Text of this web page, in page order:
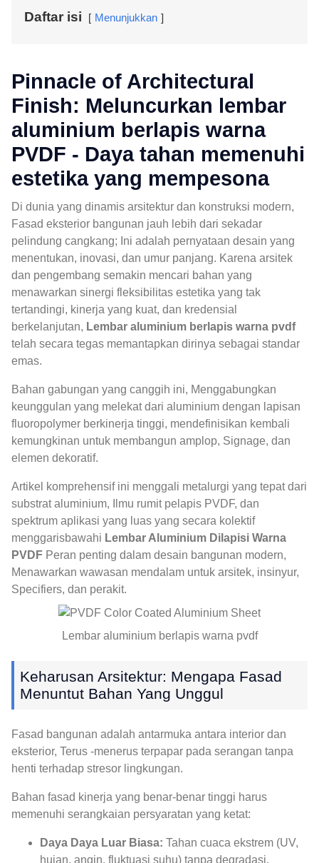
Daftar isi Menunjukkan
Pinnacle of Architectural
Finish: Meluncurkan lembar
aluminium berlapis warna
PVDF - Daya tahan memenuhi
estetika yang mempesona
Di dunia yang dinamis arsitektur dan konstruksi modern,
Fasad eksterior bangunan jauh lebih dari sekadar
pelindung cangkang; Ini adalah pernyataan desain yang
menentukan, inovasi, dan umur panjang. Karena arsitek
dan pengembang semakin mencari bahan yang
menawarkan sinergi fleksibilitas estetika yang tak
tertandingi, kinerja yang kuat, dan kredensial
berkelanjutan, Lembar aluminium berlapis warna pvdf
telah secara tegas memantapkan dirinya sebagai standar
emas.
Bahan gabungan yang canggih ini, Menggabungkan
keunggulan yang melekat dari aluminium dengan lapisan
fluoropolymer berkinerja tinggi, mendefinisikan kembali
kemungkinan untuk membangun amplop, Signage, dan
elemen dekoratif.
Artikel komprehensif ini menggali metalurgi yang tepat dari
substrat aluminium, Ilmu rumit pelapis PVDF, dan
spektrum aplikasi yang luas yang secara kolektif
menggarisbawahi Lembar Aluminium Dilapisi Warna
PVDF Peran penting dalam desain bangunan modern,
Menawarkan wawasan mendalam untuk arsitek, insinyur,
Specifiers, dan perakit.
Lembar aluminium berlapis warna pvdf
Keharusan Arsitektur: Mengapa Fasad
Menuntut Bahan Yang Unggul
Fasad bangunan adalah antarmuka antara interior dan
eksterior, Terus -menerus terpapar pada serangan tanpa
henti terhadap stresor lingkungan.
Bahan fasad kinerja yang benar-benar tinggi harus
memenuhi serangkaian persyaratan yang ketat:
Daya Daya Luar Biasa: Tahan cuaca ekstrem (UV,
hujan, angin, fluktuasi suhu) tanpa degradasi.